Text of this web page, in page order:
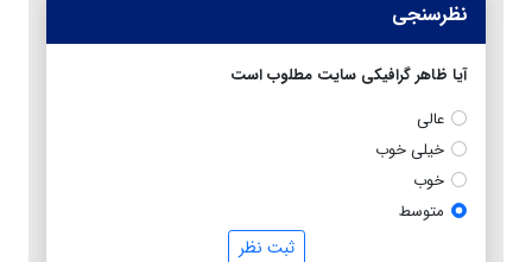
نظرسنجی
آیا ظاهر گرافیکی سایت مطلوب است
عالی
خیلی خوب
خوب
متوسط
ثبت نظر